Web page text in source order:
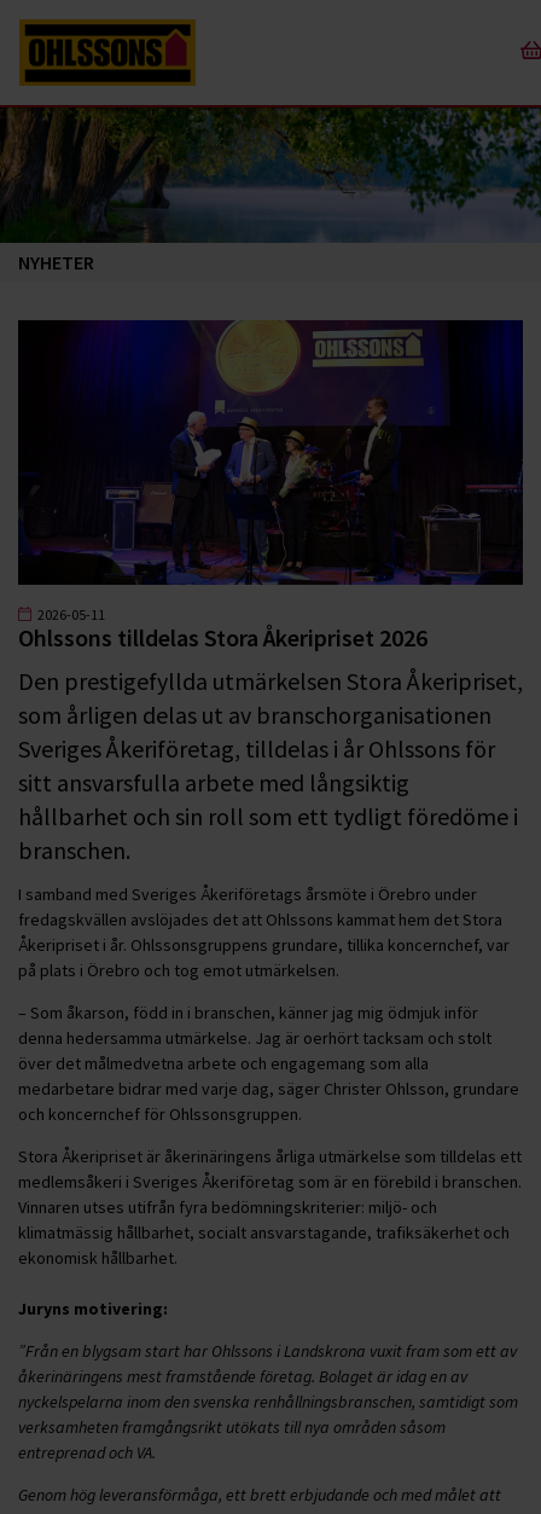
NYHETER
2026-05-11
Ohlssons tilldelas Stora Åkeripriset 2026
Den prestigefyllda utmärkelsen Stora Åkeripriset,
som årligen delas ut av branschorganisationen
Sveriges Åkeriföretag, tilldelas i år Ohlssons för
sitt ansvarsfulla arbete med långsiktig
hållbarhet och sin roll som ett tydligt föredöme i
branschen.
I samband med Sveriges Åkeriföretags årsmöte i Örebro under
fredagskvällen avslöjades det att Ohlssons kammat hem det Stora
Åkeripriset i år. Ohlssonsgruppens grundare, tillika koncernchef, var
på plats i Örebro och tog emot utmärkelsen.
– Som åkarson, född in i branschen, känner jag mig ödmjuk inför
denna hedersamma utmärkelse. Jag är oerhört tacksam och stolt
över det målmedvetna arbete och engagemang som alla
medarbetare bidrar med varje dag, säger Christer Ohlsson, grundare
och koncernchef för Ohlssonsgruppen.
Stora Åkeripriset är åkerinäringens årliga utmärkelse som tilldelas ett
medlemsåkeri i Sveriges Åkeriföretag som är en förebild i branschen.
Vinnaren utses utifrån fyra bedömningskriterier: miljö- och
klimatmässig hållbarhet, socialt ansvarstagande, trafiksäkerhet och
ekonomisk hållbarhet.
Juryns motivering:
”Från en blygsam start har Ohlssons i Landskrona vuxit fram som ett av
åkerinäringens mest framstående företag. Bolaget är idag en av
nyckelspelarna inom den svenska renhållningsbranschen, samtidigt som
verksamheten framgångsrikt utökats till nya områden såsom
entreprenad och VA.
Genom hög leveransförmåga, ett brett erbjudande och med målet att